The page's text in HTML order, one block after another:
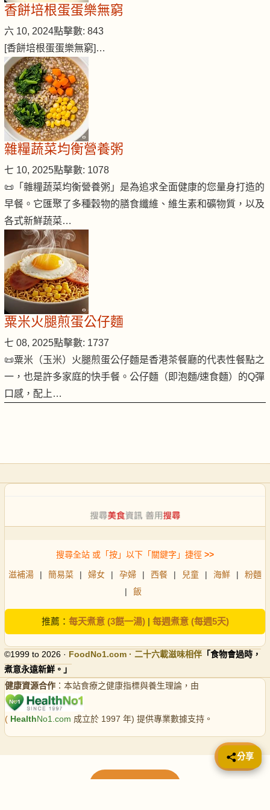
香餅培根蛋蛋樂無窮
六 10, 2024點擊數: 843
[香餅培根蛋蛋樂無窮]…
雜糧蔬菜均衡營養粥
七 10, 2025點擊數: 1078
📜「雜糧蔬菜均衡營養粥」是為追求全面健康的您量身打造的
早餐。它匯聚了多種穀物的膳食纖維、維生素和礦物質，以及
各式新鮮蔬菜…
粟米火腿煎蛋公仔麵
七 08, 2025點擊數: 1737
📜粟米（玉米）火腿煎蛋公仔麵是香港茶餐廳的代表性餐點之
一，也是許多家庭的快手餐。公仔麵（即泡麵/速食麵）的Q彈
口感，配上…
搜尋全站 或「按」以下「關鍵字」捷徑 >>
滋補湯 | 簡易菜 | 婦女 | 孕婦 | 西餐 | 兒童 | 海鮮 |
粉麵
|
飯
推薦： 每天煮意 (3餸一湯)| 每週煮意 (每週5天)
©1999 to 2026 · FoodNo1.com · 二十六載滋味相伴 「食物會過時，
煮意永遠新鮮。」
健康資源合作 ：本站食療之健康指標與養生理論，由
( HealthNo1.com 成立於 1997 年) 提供專業數據支持。
📤 分享
分享